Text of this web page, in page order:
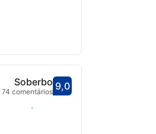
Pontuado com 9,0
9,0
Soberbo
74 comentários
Selecionar datas